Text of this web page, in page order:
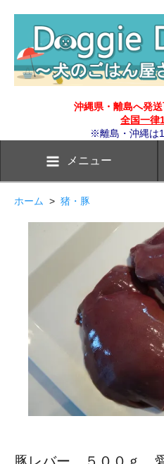
沖縄県・離島へ発
全国一律
※離島・沖縄は
メニュー
ホーム > 猪・豚